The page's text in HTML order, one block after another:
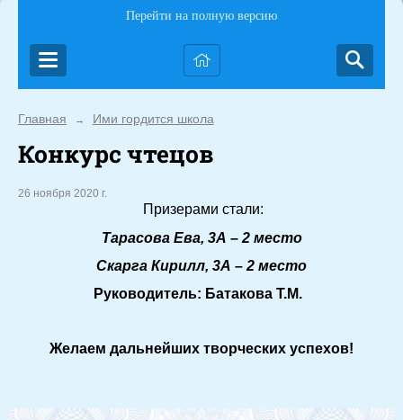
Перейти на полную версию
Главная → Ими гордится школа
Конкурс чтецов
26 ноября 2020 г.
Призерами стали:
Тарасова Ева, 3А – 2 место
Скарга Кирилл, 3А – 2 место
Руководитель: Батакова Т.М.
Желаем дальнейших творческих успехов!